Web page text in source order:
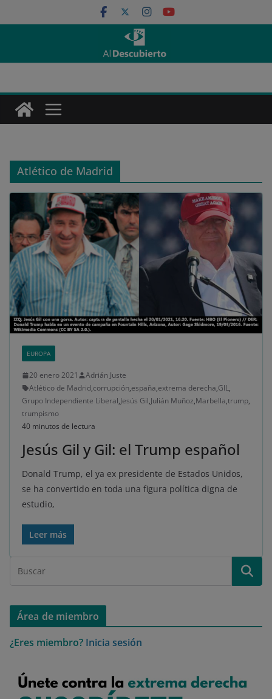
al
Atlético de Madrid
EUROPA
20 enero 2021
Adrián Juste
Atlético de Madrid,corrupción,españa,extrema derecha,GIL,
Grupo Independiente Liberal,Jesús Gil,Julián Muñoz,Marbella,trump,
trumpismo
40 minutos de lectura
Jesús Gil y Gil: el Trump español
Donald Trump, el ya ex presidente de Estados Unidos,
se ha convertido en toda una figura política digna de
estudio,
Leer más
Área de miembro
¿Eres miembro? Inicia sesión